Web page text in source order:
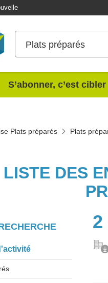
Plats préparés
S’abonner, c’est
Plats préparés Plats
LISTE DES
2